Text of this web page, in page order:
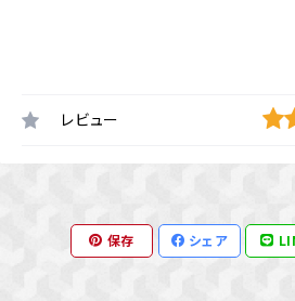
レビュー
保存 シェア